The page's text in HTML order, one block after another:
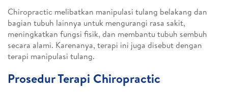
Chiropractic melibatkan manipulasi tulang belakang dan
bagian tubuh lainnya untuk mengurangi rasa sakit,
meningkatkan fungsi fisik, dan membantu tubuh sembuh
secara alami. Karenanya, terapi ini juga disebut dengan
terapi manipulasi tulang.
Prosedur Terapi Chiropractic